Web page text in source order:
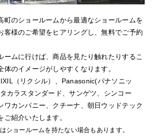
町のショールームから最適なショールームを
客様のご希望をヒアリングし、無料でご予約
ームに行けば、商品を見たり触れたりするこ
体のイメージがしやすくなります。
（リクシル）、Panasonic(パナソニッ
カラスタンダード、サンゲツ、シンコー
ワカンパニー、クチーナ、朝日ウッドテック
紹介いたします。
ショールームを持たない場合もあります。